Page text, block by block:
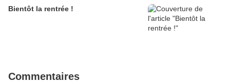
Bientôt la rentrée !
Commentaires